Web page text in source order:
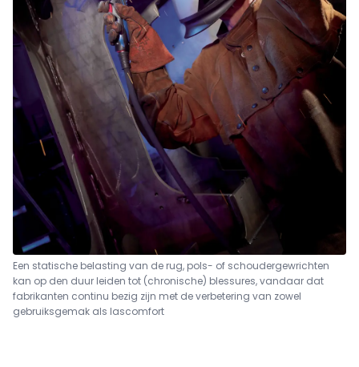
Een statische belasting van de rug, pols- of schoudergewrichten
kan op den duur leiden tot (chronische) blessures, vandaar dat
fabrikanten continu bezig zijn met de verbetering van zowel
gebruiksgemak als lascomfort